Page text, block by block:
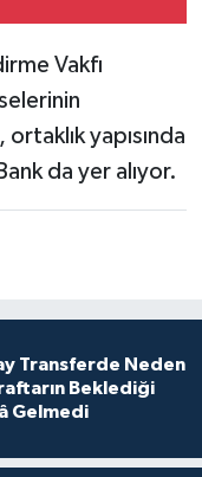
Vakfı
yapısında
da yer alıyor.
Transferde Neden
Beklediği
Gelmedi